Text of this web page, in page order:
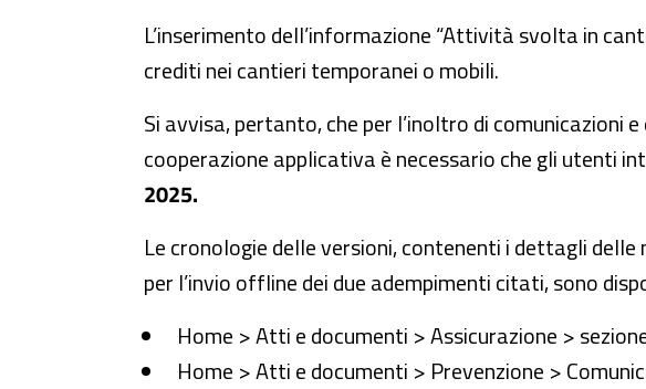
L’inserimento dell’informazione “Attività svolta in
crediti nei cantieri temporanei o mobili.
Si avvisa, pertanto, che per l’inoltro di comunicazioni
cooperazione applicativa è necessario che gli utenti
2025.
Le cronologie delle versioni, contenenti i dettagli
per l’invio offline dei due adempimenti citati, sono
Home > Atti e documenti > Assicurazione >
Home > Atti e documenti > Prevenzione >